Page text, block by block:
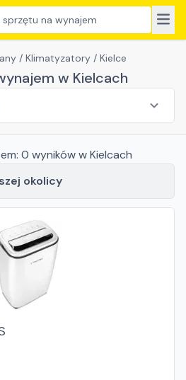
sprzętu na wynajem
/ Klimatyzatory / Kielce
w Kielcach
0 wynikóww Kielcach
okolicy